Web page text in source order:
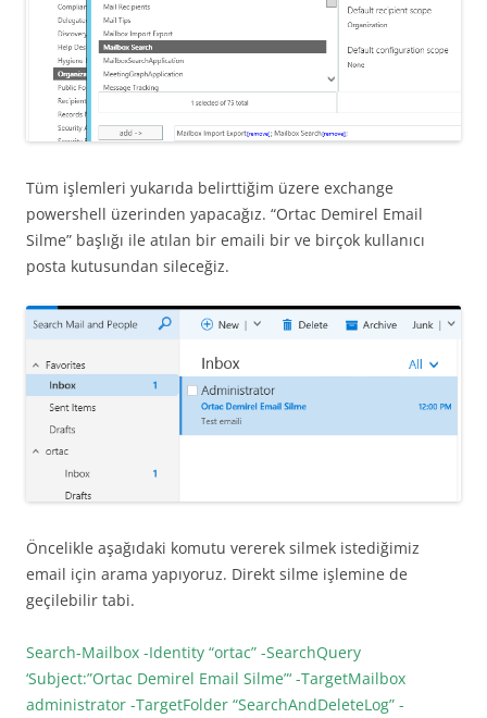
Tüm işlemleri yukarıda belirttiğim üzere exchange
powershell üzerinden yapacağız. “Ortac Demirel Email
Silme” başlığı ile atılan bir emaili bir ve birçok kullanıcı
posta kutusundan sileceğiz.
Öncelikle aşağıdaki komutu vererek silmek istediğimiz
email için arama yapıyoruz. Direkt silme işlemine de
geçilebilir tabi.
Search-Mailbox -Identity “ortac” -SearchQuery
‘Subject:”Ortac Demirel Email Silme”‘ -TargetMailbox
administrator -TargetFolder “SearchAndDeleteLog” -